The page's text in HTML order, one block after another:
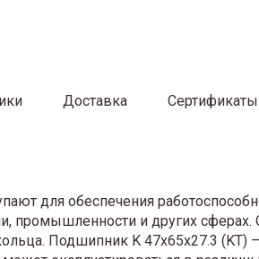
Доставка Сертификаты
для обеспечения
промышленности и других
Подшипник K 47x65x27.3 (KT)